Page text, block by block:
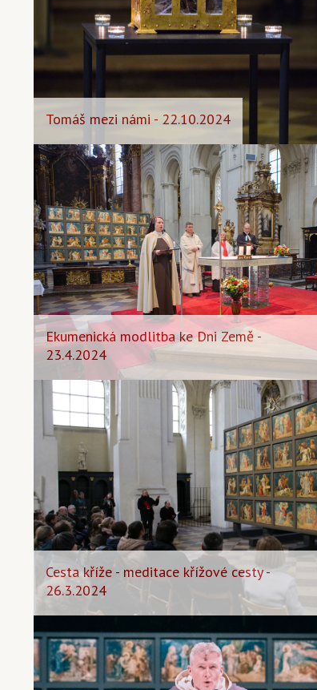
Tomáš mezi námi - 22.10.2024
Ekumenická modlitba ke Dni Země -
23.4.2024
Cesta kříže - meditace křížové cesty -
26.3.2024